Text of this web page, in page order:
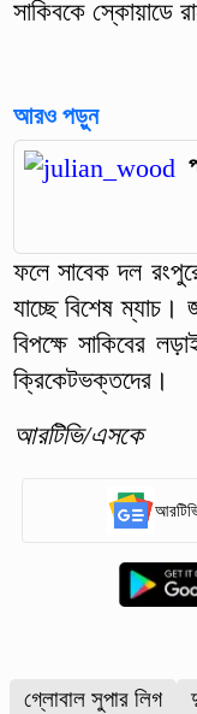
সাকিবকে স্কোয়াডে
আরও পড়ুন
ফলে সাবেক দল
যাচ্ছে বিশেষ ম্যাচ।
বিপক্ষে সাকিবের
ক্রিকেটভক্তদের।
আরটিভি/এসকে
গ্লোবাল সুপার লিগ